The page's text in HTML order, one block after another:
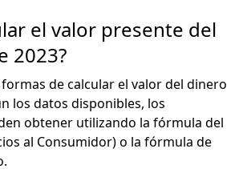
el valor presente del
2023?
de calcular el valor del dinero
los datos disponibles, los
obtener utilizando la fórmula del
al Consumidor) o la fórmula de